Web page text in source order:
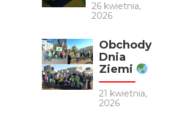
26 kwietnia,
2026
Obchody
Dnia
Ziemi
21 kwietnia,
2026